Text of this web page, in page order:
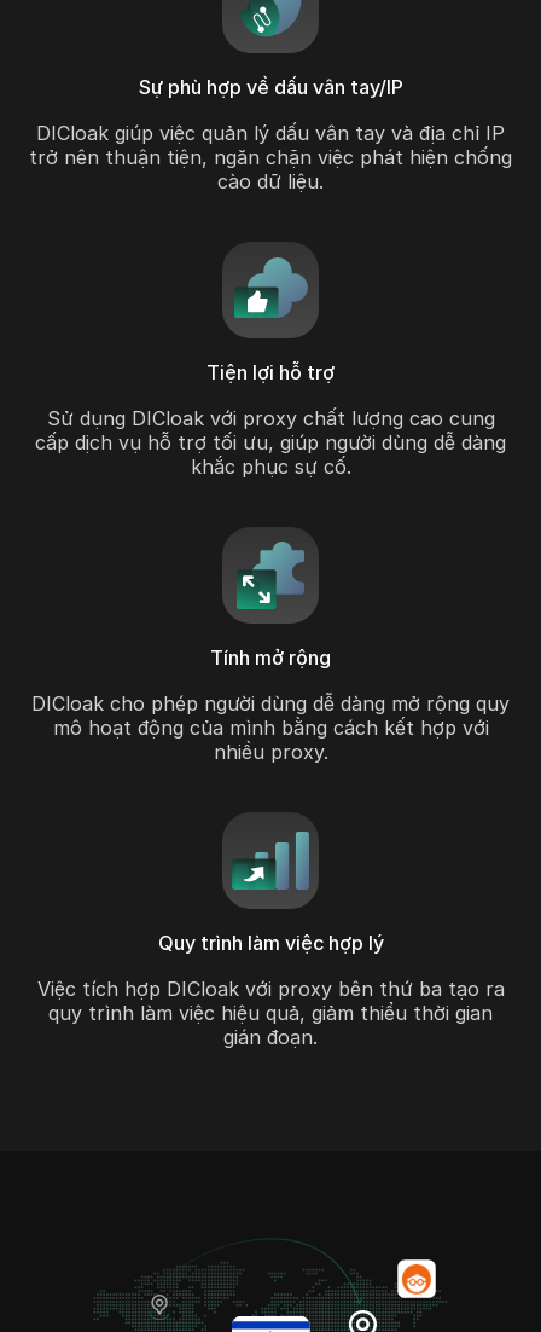
Sự phù hợp về dấu vân tay/IP
DICloak giúp việc quản lý dấu vân tay và địa chỉ IP
trở nên thuận tiện, ngăn chặn việc phát hiện chống
cào dữ liệu.
Tiện lợi hỗ trợ
Sử dụng DICloak với proxy chất lượng cao cung
cấp dịch vụ hỗ trợ tối ưu, giúp người dùng dễ dàng
khắc phục sự cố.
Tính mở rộng
DICloak cho phép người dùng dễ dàng mở rộng quy
mô hoạt động của mình bằng cách kết hợp với
nhiều proxy.
Quy trình làm việc hợp lý
Việc tích hợp DICloak với proxy bên thứ ba tạo ra
quy trình làm việc hiệu quả, giảm thiểu thời gian
gián đoạn.